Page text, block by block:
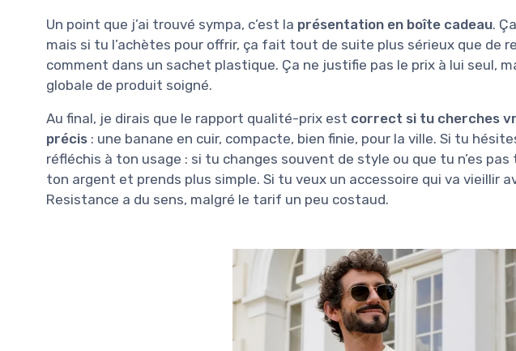
Un point que j’ai trouvé sympa, c’est la présentation en boîte cadeau.
mais si tu l’achètes pour offrir, ça fait tout de suite plus sérieux que de
comment dans un sachet plastique. Ça ne justifie pas le prix à lui seul,
globale de produit soigné.
Au final, je dirais que le rapport qualité-prix est correct si tu cherches
précis : une banane en cuir, compacte, bien finie, pour la ville. Si tu
réfléchis à ton usage : si tu changes souvent de style ou que tu n’es
ton argent et prends plus simple. Si tu veux un accessoire qui va vieillir
Resistance a du sens, malgré le tarif un peu costaud.